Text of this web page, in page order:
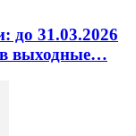
до 31.03.2026
в выходные…